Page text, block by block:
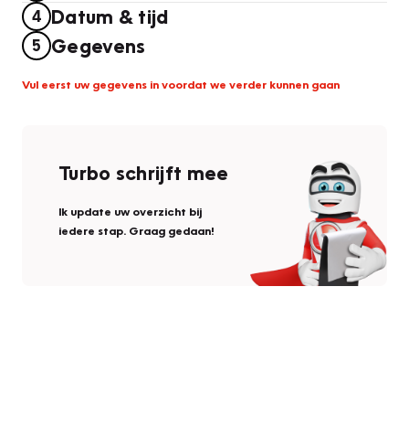
4 Datum & tijd
5 Gegevens
Vul eerst uw gegevens in voordat we verder kunnen gaan
Turbo schrijft mee
Ik update uw overzicht bij
iedere stap. Graag gedaan!